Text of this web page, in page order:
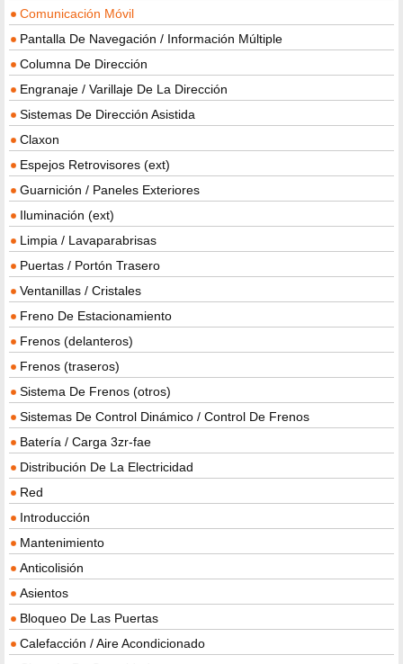
Comunicación Móvil
Pantalla De Navegación / Información Múltiple
Columna De Dirección
Engranaje / Varillaje De La Dirección
Sistemas De Dirección Asistida
Claxon
Espejos Retrovisores (ext)
Guarnición / Paneles Exteriores
Iluminación (ext)
Limpia / Lavaparabrisas
Puertas / Portón Trasero
Ventanillas / Cristales
Freno De Estacionamiento
Frenos (delanteros)
Frenos (traseros)
Sistema De Frenos (otros)
Sistemas De Control Dinámico / Control De Frenos
Batería / Carga 3zr-fae
Distribución De La Electricidad
Red
Introducción
Mantenimiento
Anticolisión
Asientos
Bloqueo De Las Puertas
Calefacción / Aire Acondicionado